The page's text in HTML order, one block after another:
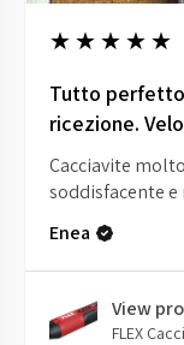
5
★★★★★
Tutto
ricezione.
Cacciavite
soddisfacente e
Enea
View
FLEX